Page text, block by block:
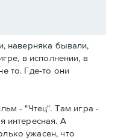
наверняка бывали,
в исполнении, в
то. Где-то они
- "Чтец". Там игра -
интересная. А
ужасен, что